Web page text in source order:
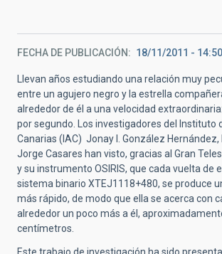
FECHA DE PUBLICACIÓN 18/11/2011 - 14:50
Llevan años estudiando una relación muy
entre un agujero negro y la estrella
alrededor de él a una velocidad
por segundo. Los investigadores del Instituto
Canarias (IAC) Jonay I. González Hernández,
Jorge Casares han visto, gracias al Gran
y su instrumento OSIRIS, que cada vuelta de
sistema binario XTEJ1118+480, se produce
más rápido, de modo que ella se acerca con
alrededor un poco más a él,
centímetros.